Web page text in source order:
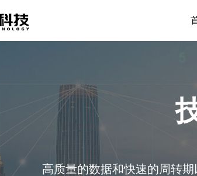
高质量的数据和快速的周转